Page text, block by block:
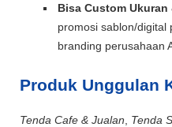
Bisa Custom Ukuran
promosi sablon/digital
branding perusahaan
Produk Unggulan
Tenda Cafe & Jualan Tenda